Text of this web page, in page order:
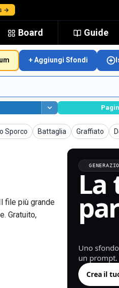
→
Board Guide
+ Aggiungi Sfondi
Sporco Battaglia
Sfondi Graffiato
Sfondi
file più grande
Gratuito,
La
Uno
un prompt.
Crea il